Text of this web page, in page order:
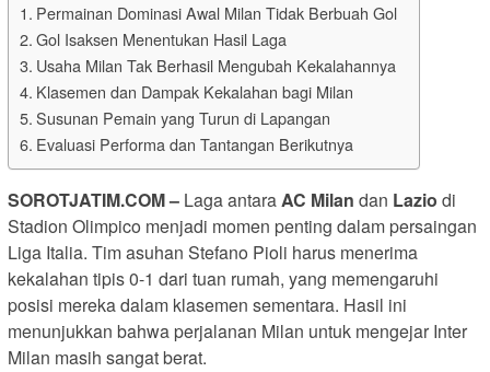
Permainan Dominasi Awal Milan Tidak Berbuah Gol
Gol Isaksen Menentukan Hasil Laga
Usaha Milan Tak Berhasil Mengubah Kekalahannya
Klasemen dan Dampak Kekalahan bagi Milan
Susunan Pemain yang Turun di Lapangan
Evaluasi Performa dan Tantangan Berikutnya
SOROTJATIM.COM – Laga antaraAC Milan dan Lazio di
Stadion Olimpico menjadi momen penting dalam persaingan
Liga Italia. Tim asuhan Stefano Pioli harus menerima
kekalahan tipis 0-1 dari tuan rumah, yang memengaruhi
posisi mereka dalam klasemen sementara. Hasil ini
menunjukkan bahwa perjalanan Milan untuk mengejar Inter
Milan masih sangat berat.